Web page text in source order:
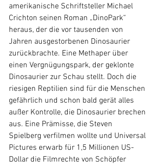
amerikanische Schriftsteller Michael
Crichton seinen Roman „DinoPark“
heraus, der die vor tausenden von
Jahren ausgestorbenen Dinosaurier
zurückbrachte. Eine Methaper über
einen Vergnügungspark, der geklonte
Dinosaurier zur Schau stellt. Doch die
riesigen Reptilien sind für die Menschen
gefährlich und schon bald gerät alles
außer Kontrolle, die Dinosaurier brechen
aus. Eine Prämisse, die Steven
Spielberg verfilmen wollte und Universal
Pictures erwarb für 1,5 Millionen US-
Dollar die Filmrechte von Schöpfer